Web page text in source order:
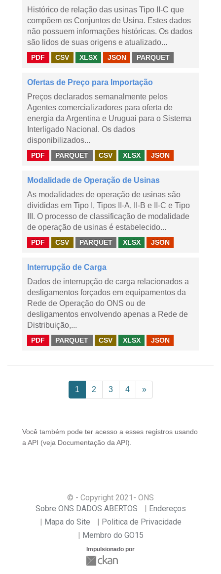
Histórico de relação das usinas Tipo II-C que
compõem os Conjuntos de Usina. Estes dados
não possuem informações históricas. Os dados
são lidos de suas origens e atualizado...
PDF CSV XLSX JSON PARQUET
Ofertas de Preço para Importação
Preços declarados semanalmente pelos
Agentes comercializadores para oferta de
energia da Argentina e Uruguai para o Sistema
Interligado Nacional. Os dados
disponibilizados...
PDF PARQUET CSV XLSX JSON
Modalidade de Operação de Usinas
As modalidades de operação de usinas são
divididas em Tipo I, Tipos II-A, II-B e II-C e Tipo
III. O processo de classificação de modalidade
de operação de usinas é estabelecido...
PDF CSV PARQUET XLSX JSON
Interrupção de Carga
Dados de interrupção de carga relacionados a
desligamentos forçados em equipamentos da
Rede de Operação do ONS ou de
desligamentos envolvendo apenas a Rede de
Distribuição,...
PDF PARQUET CSV XLSX JSON
1 2 3 4 »
Você também pode ter acesso a esses registros usando
a API (veja Documentação da API ).
© - Copyright 2021 - ONS
Sobre ONS DADOS ABERTOS
Endereços
Mapa do Site
Politica de Privacidade
Membro do GO15
Impulsionado por